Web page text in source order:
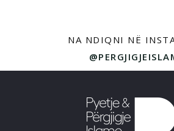
NA NDIQNI NË